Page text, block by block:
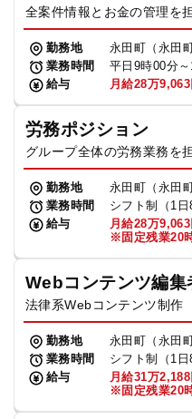
全案件情報とお金の管理を
勤務地
永田町（永田
業務時間
平日9時00分
給与
月給28万
労務ポジション
グループ全体の労務業務を
勤務地
永田町（永田
業務時間
シフト制（1日
給与
月給28万
※固定残業20
Webコンテンツ編集
法律系Webコンテンツ制作
勤務地
永田町（永田
業務時間
シフト制（1日
給与
月給31万
※固定残業20